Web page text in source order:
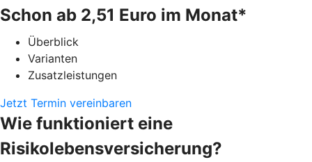
Schon ab 2,51 Euro im Monat*
Überblick
Varianten
Zusatzleistungen
Jetzt Termin vereinbaren
Wie funktioniert eine
Risikolebensversicherung?